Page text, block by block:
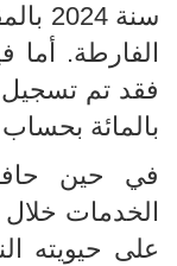
سنة
الفارطة. أما
بالمائة
في حين
الخدمات خلال
على حيويته